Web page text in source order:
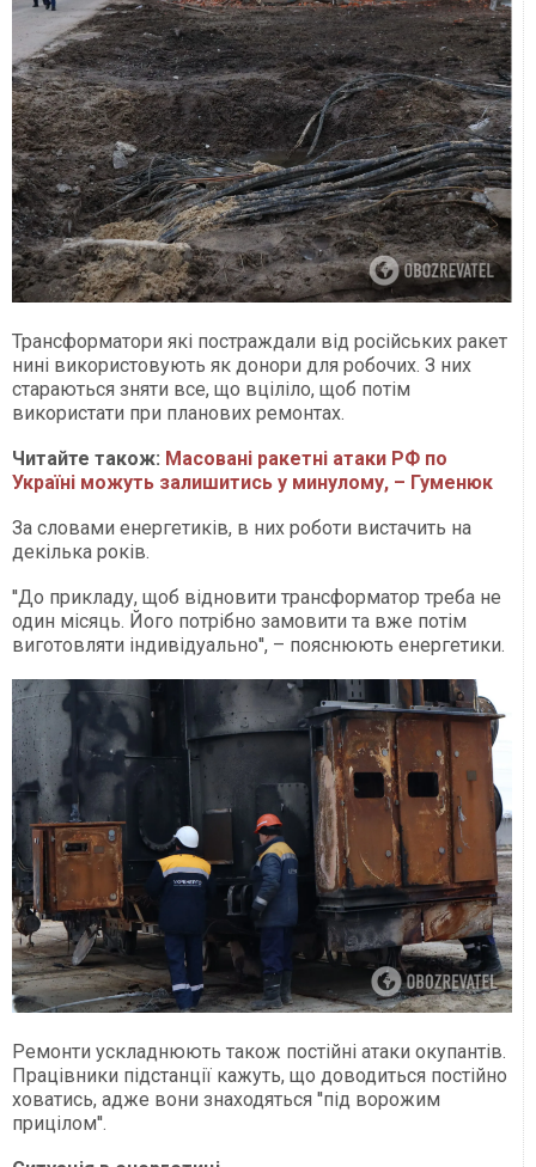
Трансформатори які постраждали від російських ракет
нині використовують як донори для робочих. З них
стараються зняти все, що вціліло, щоб потім
використати при планових ремонтах.
Читайте також: Масовані ракетні атаки РФ по
Україні можуть залишитись у минулому, – Гуменюк
За словами енергетиків, в них роботи вистачить на
декілька років.
''До прикладу, щоб відновити трансформатор треба не
один місяць. Його потрібно замовити та вже потім
виготовляти індивідуально'', – пояснюють енергетики.
Ремонти ускладнюють також постійні атаки окупантів.
Працівники підстанції кажуть, що доводиться постійно
ховатись, адже вони знаходяться ''під ворожим
прицілом''.